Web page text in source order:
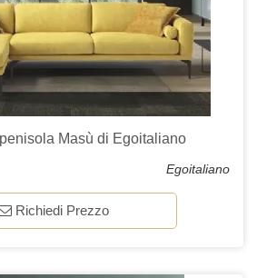
Masù di Egoitaliano
Egoitaliano
Richiedi Prezzo